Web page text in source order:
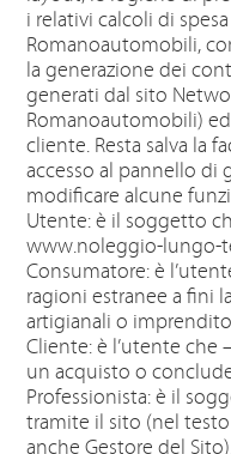
i relativi calcoli di
Romanoautomobili,
la generazione dei
generati dal sito
Romanoautomobili)
cliente. Resta salva la
accesso al pannello di
modificare alcune
Utente: è il soggetto
www.noleggio-lungo-
Consumatore: è
ragioni estranee a fini
artigianali o
Cliente: è l’utente
un acquisto o
Professionista: è il
tramite il sito (nel
anche Gestore del